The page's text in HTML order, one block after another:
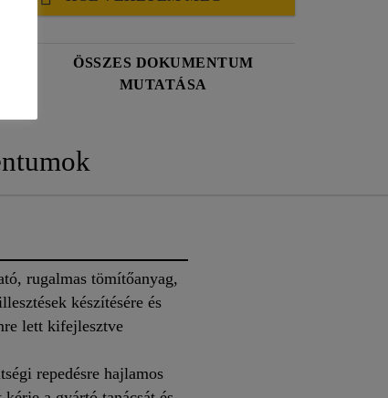
ÖSSZES DOKUMENTUM
MUTATÁSA
rugalmas tömítőanyag,
készítésére és
lett kifejlesztve
repedésre hajlamos